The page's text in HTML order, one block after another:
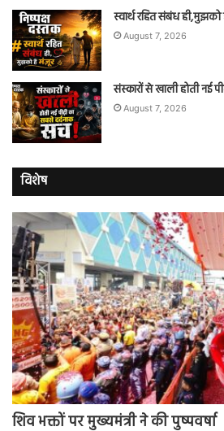
स्वार्थ रहित संबंध
August 7, 2026
संस्कारों से खाली होती नई
August 7, 2026
विशेष
शिव भक्तों पर मुख्यमंत्री ने की पुष्पवर्षा